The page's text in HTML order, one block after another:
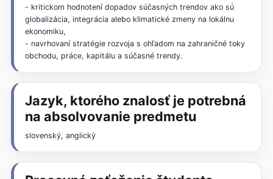
- kritickom hodnotení dopadov súčasných trendov ako sú
globalizácia, integrácia alebo klimatické zmeny na lokálnu
ekonomiku,
- navrhovaní stratégie rozvoja s ohľadom na zahraničné toky
obchodu, práce, kapitálu a súčasné trendy.
Jazyk, ktorého znalosť je potrebná
na absolvovanie predmetu
slovenský, anglický